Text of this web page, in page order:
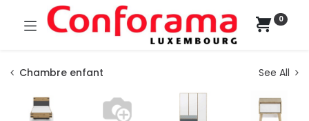
0
Chambre enfant See All